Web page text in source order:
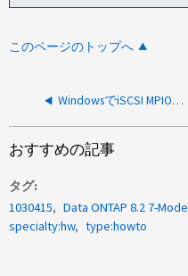
このページのトップへ
WindowsでiSCSI MPIOを設定する方法
おすすめの記事
タグ
1030415
Data ONTAP 8.2 7-Mode
specialty:hw
type:howto